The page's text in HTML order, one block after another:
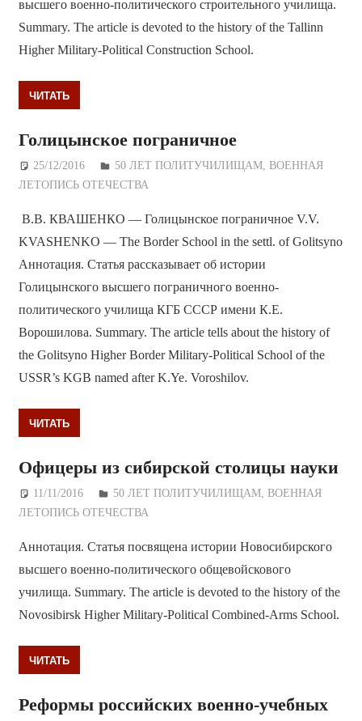
высшего военно-политического строительного училища.
Summary. The article is devoted to the history of the Tallinn
Higher Military-Political Construction School.
ЧИТАТЬ
Голицынское пограничное
25/12/2016 Дежурный по Редакции
50 ЛЕТ ПОЛИТУЧИЛИЩАМ,ВОЕННАЯ
ЛЕТОПИСЬ ОТЕЧЕСТВА
В.В. КВАШЕНКО — Голицынское пограничное V.V.
KVASHENKO — The Border School in the settl. of Golitsyno
Аннотация. Статья рассказывает об истории
Голицынского высшего пограничного военно-
политического училища КГБ СССР имени К.Е.
Ворошилова. Summary. The article tells about the history of
the Golitsyno Higher Border Military-Political School of the
USSR’s KGB named after K.Ye. Voroshilov.
ЧИТАТЬ
Офицеры из сибирской столицы науки
11/11/2016 Дежурный по Редакции
50 ЛЕТ ПОЛИТУЧИЛИЩАМ,ВОЕННАЯ
ЛЕТОПИСЬ ОТЕЧЕСТВА
Аннотация. Статья посвящена истории Новосибирского
высшего военно-политического общевойскового
училища. Summary. The article is devoted to the history of the
Novosibirsk Higher Military-Political Combined-Arms School.
ЧИТАТЬ
Реформы российских военно-учебных